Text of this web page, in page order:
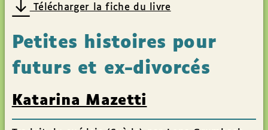
Télécharger la fiche du livre
Petites histoires pour
futurs et ex-divorcés
Katarina Mazetti